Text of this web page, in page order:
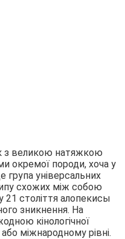
з великою натяжкою
окремої породи, хоча у
група універсальних
схожих між собою
21 століття алопекисы
зникнення. На
кінологічної
міжнародному рівні.